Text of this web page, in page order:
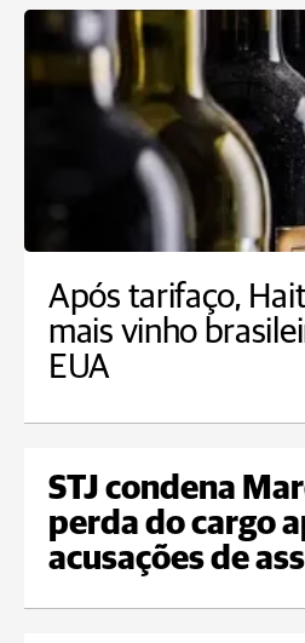
Após tarifaço,
mais vinho
EUA
STJ condena
perda do cargo
acusações de